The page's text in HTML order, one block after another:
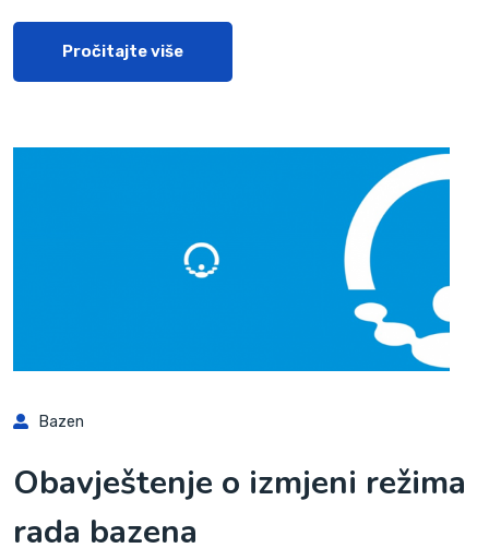
Pročitajte više
Bazen
Obavještenje o izmjeni režima
rada bazena